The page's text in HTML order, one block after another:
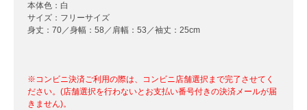
本体色：白
サイズ：フリーサイズ
身丈：70／身幅：58／肩幅：53／袖丈：25cm
※コンビニ決済ご利用の際は、コンビニ店舗選択まで完了させてく
ださい。(店舗選択を行わないとお支払い番号付きの決済メールが届
きません)。